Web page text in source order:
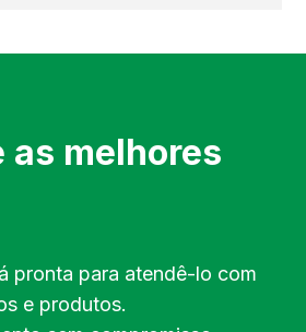
do Vale do Paraíba
as melhores
pronta para atendê-lo com
e produtos.